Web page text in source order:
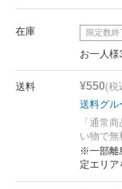
在庫 限定数終
お一人
送料 ¥550(税
送料グル
「通常
い物で無
※一部離
定エリア